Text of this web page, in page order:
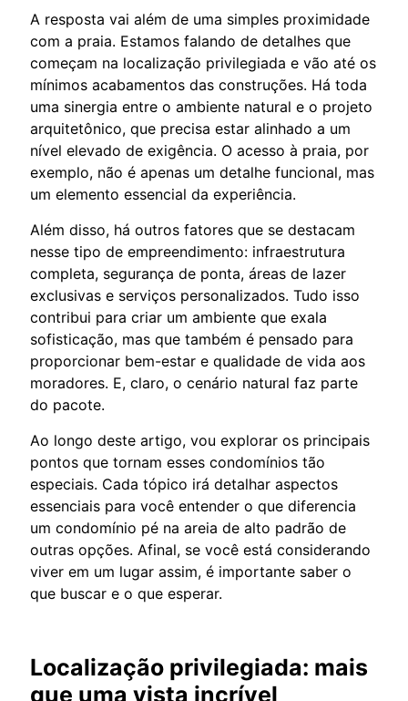
A resposta vai além de uma simples proximidade
com a praia. Estamos falando de detalhes que
começam na localização privilegiada e vão até os
mínimos acabamentos das construções. Há toda
uma sinergia entre o ambiente natural e o projeto
arquitetônico, que precisa estar alinhado a um
nível elevado de exigência. O acesso à praia, por
exemplo, não é apenas um detalhe funcional, mas
um elemento essencial da experiência.
Além disso, há outros fatores que se destacam
nesse tipo de empreendimento: infraestrutura
completa, segurança de ponta, áreas de lazer
exclusivas e serviços personalizados. Tudo isso
contribui para criar um ambiente que exala
sofisticação, mas que também é pensado para
proporcionar bem-estar e qualidade de vida aos
moradores. E, claro, o cenário natural faz parte
do pacote.
Ao longo deste artigo, vou explorar os principais
pontos que tornam esses condomínios tão
especiais. Cada tópico irá detalhar aspectos
essenciais para você entender o que diferencia
um condomínio pé na areia de alto padrão de
outras opções. Afinal, se você está considerando
viver em um lugar assim, é importante saber o
que buscar e o que esperar.
Localização privilegiada: mais
que uma vista incrível